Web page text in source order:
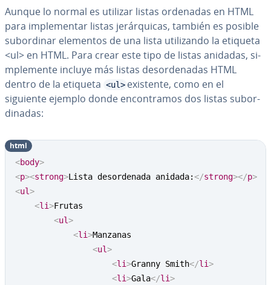
Aunque lo normal es utilizar listas ordenadas en HTML
para im­ple­me­n­tar listas je­rá­r­qui­cas, también es posible
su­bo­r­di­nar elementos de una lista uti­li­za­n­do la etiqueta
<ul> en HTML. Para crear este tipo de listas anidadas, si­
m­ple­me­n­te incluye más listas des­or­de­na­das HTML
dentro de la etiqueta <ul> existente, como en el
siguiente ejemplo donde en­co­n­tra­mos dos listas su­bo­r­
di­na­das:
<body>
<p><strong>Lista desordenada anidada:</strong></p>
<ul>
<li>Frutas
<ul>
<li>Manzanas
<ul>
<li>Granny Smith</li>
<li>Gala</li>
html